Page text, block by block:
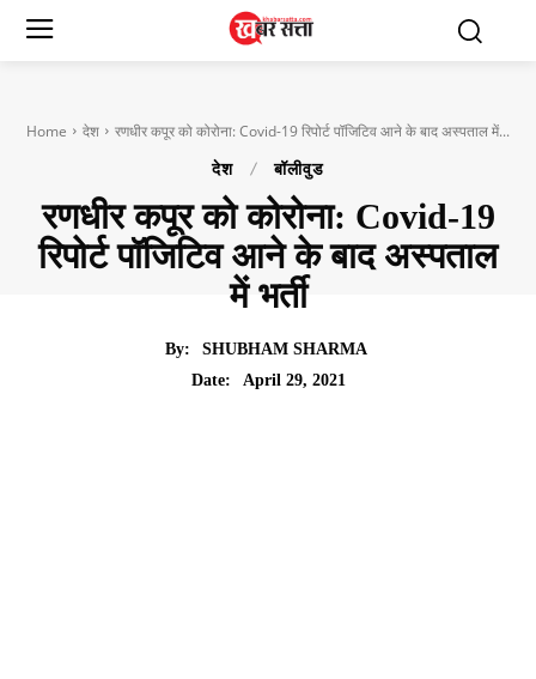
Home देश रणधीर कपूर को कोरोना: Covid-19 रिपोर्ट पॉजिटिव आने के बाद अस्पताल में...
देश बॉलीवुड
रणधीर कपूर को कोरोना: Covid-19
रिपोर्ट पॉजिटिव आने के बाद अस्पताल
में भर्ती
By:
SHUBHAM SHARMA
Date:
April 29, 2021